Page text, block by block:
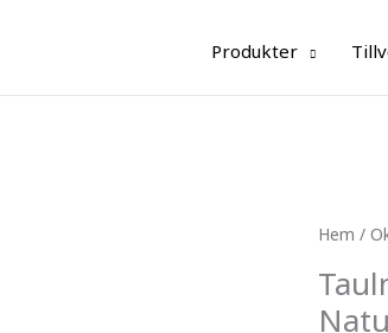
Produkter
Hem /